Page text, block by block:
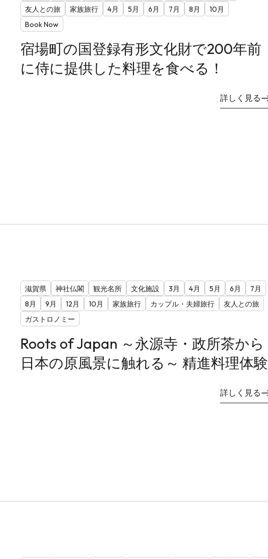
友人との旅
家族旅行 4月 5月 6月 7月 8月
10月
Book Now
宿場町の国登録有形文化財で200年前
に侍に提供した料理を食べる！
詳しく見る
滋賀県 神社仏閣 観光名所 文化施設 3月 4月 5月 6月
7月
8月
9月 12月 10月 家族旅行 カップル・夫婦旅行
友人との旅
ガストロノミー
Roots of Japan ～永源寺・政所茶から
日本の原風景に触れる～ 精進料理体験
詳しく見る